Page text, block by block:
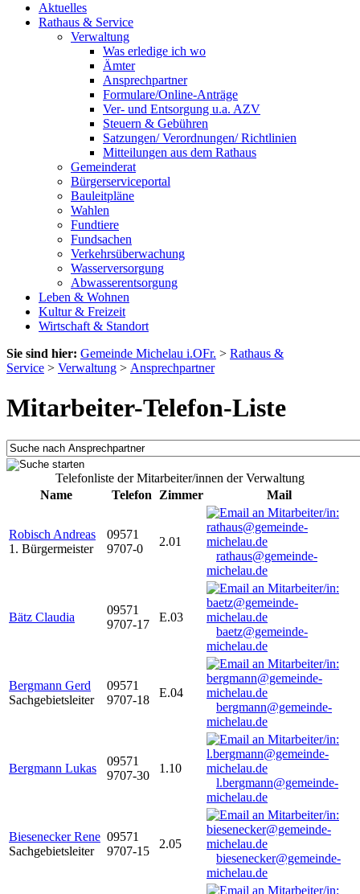
Aktuelles
Rathaus & Service
Verwaltung
Was erledige ich wo
Ämter
Ansprechpartner
Formulare/Online-Anträge
Ver- und Entsorgung u.a. AZV
Steuern & Gebühren
Satzungen/ Verordnungen/ Richtlinien
Mitteilungen aus dem Rathaus
Gemeinderat
Bürgerserviceportal
Bauleitpläne
Wahlen
Fundtiere
Fundsachen
Verkehrsüberwachung
Wasserversorgung
Abwasserentsorgung
Leben & Wohnen
Kultur & Freizeit
Wirtschaft & Standort
Sie sind hier: Gemeinde Michelau i.OFr. > Rathaus &
Service > Verwaltung > Ansprechpartner
Mitarbeiter-Telefon-Liste
Telefonliste der Mitarbeiter/innen der Verwaltung
Name
Telefon Zimmer Mail
Robisch Andreas
1. Bürgermeister
09571
9707-0
2.01
rathaus@gemeinde-
michelau.de
Bätz Claudia
09571
9707-17
E.03
baetz@gemeinde-
michelau.de
Bergmann Gerd
Sachgebietsleiter
09571
9707-18
E.04
bergmann@gemeinde-
michelau.de
Bergmann Lukas
09571
9707-30
1.10
l.bergmann@gemeinde-
michelau.de
Biesenecker Rene
Sachgebietsleiter
09571
9707-15
2.05
biesenecker@gemeinde-
michelau.de